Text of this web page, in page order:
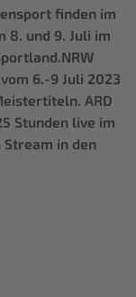
finden im
8. und 9. Juli im
6.-9 Juli 2023
ARD
Stunden live im
Stream in den